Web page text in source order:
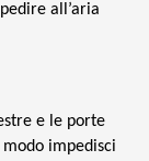
all’aria
e le porte
impedisci